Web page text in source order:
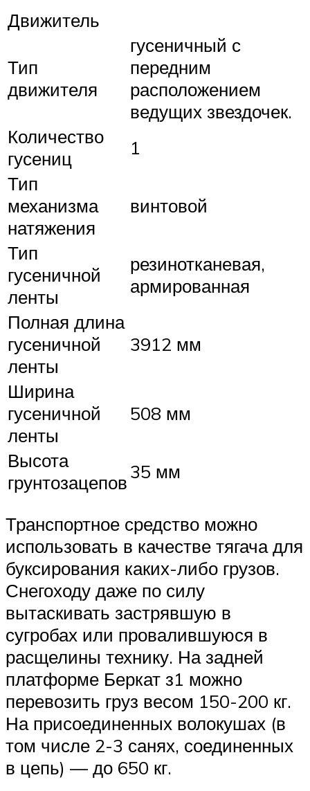
Движитель
Тип
движителя
гусеничный с
передним
расположением
ведущих звездочек.
Количество
гусениц
1
Тип
механизма
натяжения
винтовой
Тип
гусеничной
ленты
резинотканевая,
армированная
Полная длина
гусеничной
ленты
3912 мм
Ширина
гусеничной
ленты
508 мм
Высота
грунтозацепов35 мм
Транспортное средство можно
использовать в качестве тягача для
буксирования каких-либо грузов.
Снегоходу даже по силу
вытаскивать застрявшую в
сугробах или провалившуюся в
расщелины технику. На задней
платформе Беркат з1 можно
перевозить груз весом 150-200 кг.
На присоединенных волокушах (в
том числе 2-3 санях, соединенных
в цепь) — до 650 кг.